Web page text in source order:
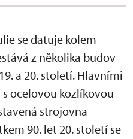
se datuje kolem
z několika budov
a 20. století. Hlavními
ocelovou kozlíkovou
strojovna
90. let 20. století se